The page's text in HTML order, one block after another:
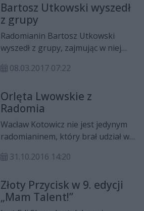
wyruszyli z Sanktuarium La Verna,
a pielgrzymkę zakończą w Asyżu.
Bartosz Utkowski wyszedł
z grupy
Radomianin Bartosz Utkowski
wyszedł z grupy, zajmując w niej
Europy U18 w snookerze, na trzy
przegrał 3:1.
08.03.2017 07:22
Orlęta Lwowskie z
Radomia
Wacław Kotowicz nie jest jedynym
radomianinem, który brał udział w
zginął. Członkowie Towarzystwa
Południowo-Wschodnich odnaleźli
na cmentarzu grób innego Orlęcia
31.10.2016 14:20
Złoty Przycisk w 9. edycji
„Mam Talent!”